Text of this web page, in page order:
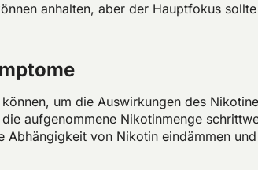
anhalten, aber der Hauptfokus
um die Auswirkungen des
aufgenommene Nikotinmenge
Abhängigkeit von Nikotin eindämmen und